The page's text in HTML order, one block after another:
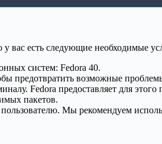
вас есть следующие необходимые
систем: Fedora 40.
предотвратить возможные
Fedora предоставляет для
пакетов.
Мы рекомендуем